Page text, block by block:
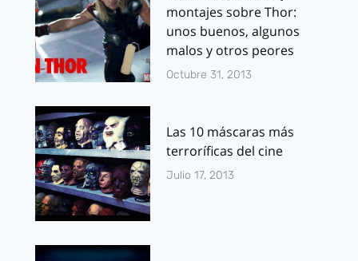
montajes sobre Thor:
unos buenos, algunos
malos y otros peores
Octubre 31, 2013
Las 10 máscaras más
terroríficas del cine
Julio 17, 2013